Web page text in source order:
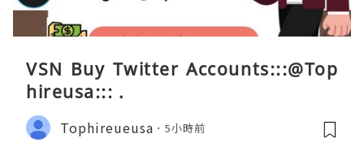
VSN Buy Twitter Accounts:::@Top
hireusa::: .
Tophireueusa 5小時前